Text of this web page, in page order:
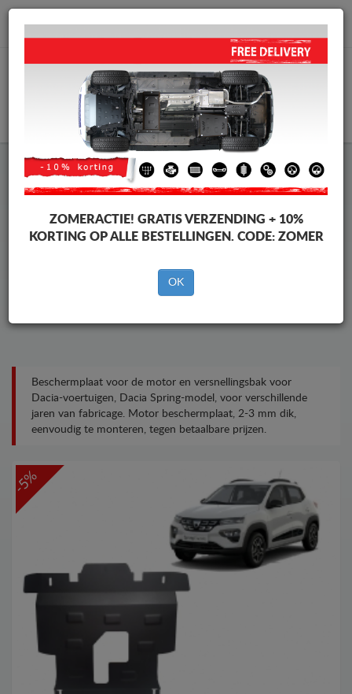
info@motorbeschermplaat.com
WINKELWAGEN
Beschermplaat Onder Auto
Dacia Spring
Beschermplaat voor de motor en versnellingsbak voor
Dacia-voertuigen, Dacia Spring-model, voor verschillende
jaren van fabricage. Motor beschermplaat, 2-3 mm dik,
eenvoudig te monteren, tegen betaalbare prijzen.
-5%
ZOMERACTIE! GRATIS VERZENDING + 10%
KORTING OP ALLE BESTELLINGEN. CODE: ZOMER
OK